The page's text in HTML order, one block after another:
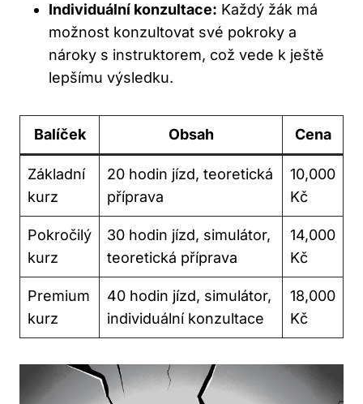
Individuální konzultace: Každý žák má
možnost konzultovat své pokroky a
nároky s instruktorem, což vede k ještě
lepšímu výsledku.
Balíček Obsah Cena
Základní
kurz
20 hodin jízd, teoretická
příprava
10,000
Kč
Pokročilý
kurz
30 hodin jízd, simulátor,
teoretická příprava
14,000
Kč
Premium
kurz
40 hodin jízd, simulátor,
individuální konzultace
18,000
Kč